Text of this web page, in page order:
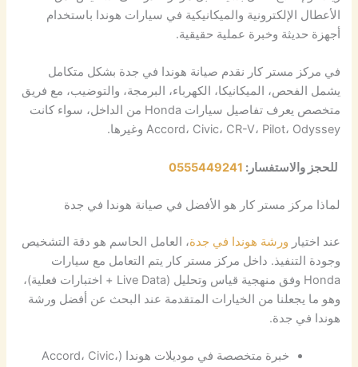
الأعطال الإلكترونية والميكانيكية في سيارات هوندا باستخدام
أجهزة حديثة وخبرة عملية حقيقية.
في مركز مستر كار نقدم صيانة هوندا في جدة بشكل متكامل
يشمل الفحص، الميكانيكا، الكهرباء، البرمجة، والتوضيب، مع فريق
متخصص يعرف تفاصيل سيارات Honda من الداخل، سواء كانت
Accord، Civic، CR-V، Pilot، Odyssey وغيرها.
للحجز والاستفسار: 0555449241
لماذا مركز مستر كار هو الأفضل في صيانة هوندا في جدة
عند اختيار ورشة هوندا في جدة، العامل الحاسم هو دقة التشخيص
وجودة التنفيذ. داخل مركز مستر كار يتم التعامل مع سيارات
Honda وفق منهجية قياس وتحليل (Live Data + اختبارات فعلية)،
وهو ما يجعلنا من الخيارات المتقدمة عند البحث عن أفضل ورشة
هوندا في جدة.
خبرة متخصصة في موديلات هوندا (Accord، Civic،